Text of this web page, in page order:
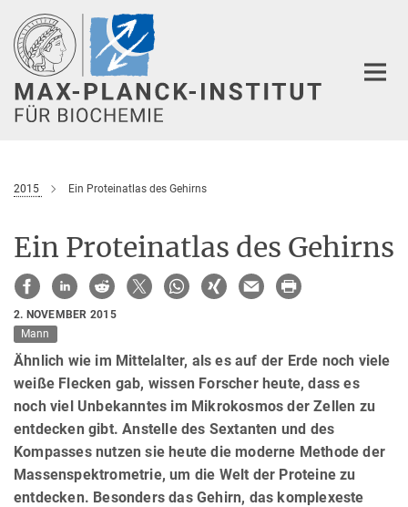
Hauptinhalt
2015 Ein Proteinatlas des Gehirns
Ein Proteinatlas des Gehirns
2. NOVEMBER 2015
Mann
Ähnlich wie im Mittelalter, als es auf der Erde noch viele
weiße Flecken gab, wissen Forscher heute, dass es
noch viel Unbekanntes im Mikrokosmos der Zellen zu
entdecken gibt. Anstelle des Sextanten und des
Kompasses nutzen sie heute die moderne Methode der
Massenspektrometrie, um die Welt der Proteine zu
entdecken. Besonders das Gehirn, das komplexeste